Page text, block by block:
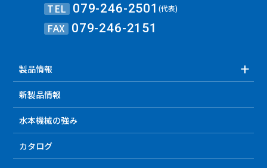
TEL 079-246-2501(代表)
FAX 079-246-2151
製品情報
新製品情報
水本機械の強み
カタログ